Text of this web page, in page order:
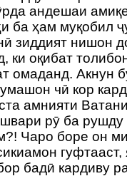
андешаи
ба ҳам муқобил
зиддият нишон
ки оқибат
омаданд. Акнун
чӣ кор
амнияти
рӯ ба
Чаро боре он
гуфтааст,
бадӣ кардиву